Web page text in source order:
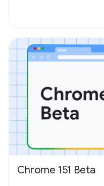
Chrome 151 Beta